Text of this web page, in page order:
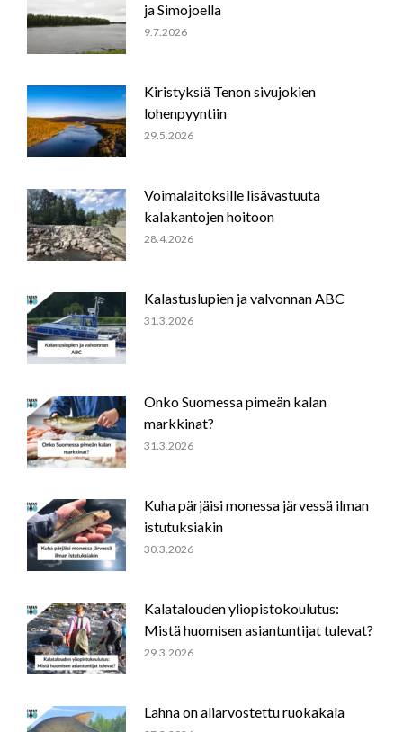
ja Simojoella
9.7.2026
Kiristyksiä Tenon sivujokien
lohenpyyntiin
29.5.2026
Voimalaitoksille lisävastuuta
kalakantojen hoitoon
28.4.2026
Kalastuslupien ja valvonnan ABC
31.3.2026
Onko Suomessa pimeän kalan
markkinat?
31.3.2026
Kuha pärjäisi monessa järvessä ilman
istutuksiakin
30.3.2026
Kalatalouden yliopistokoulutus:
Mistä huomisen asiantuntijat tulevat?
29.3.2026
Lahna on aliarvostettu ruokakala